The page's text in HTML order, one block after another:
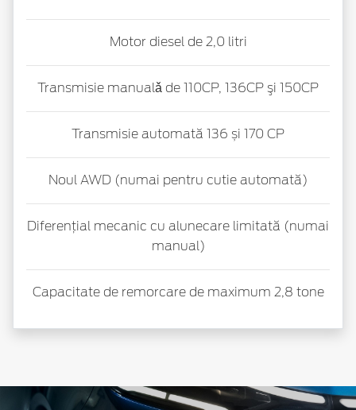
Motor diesel de 2,0 litri
Transmisie manualǎ de 110CP, 136CP şi 150CP
Transmisie automată 136 și 170 CP
Noul AWD (numai pentru cutie automată)
Diferențial mecanic cu alunecare limitată (numai
manual)
Capacitate de remorcare de maximum 2,8 tone